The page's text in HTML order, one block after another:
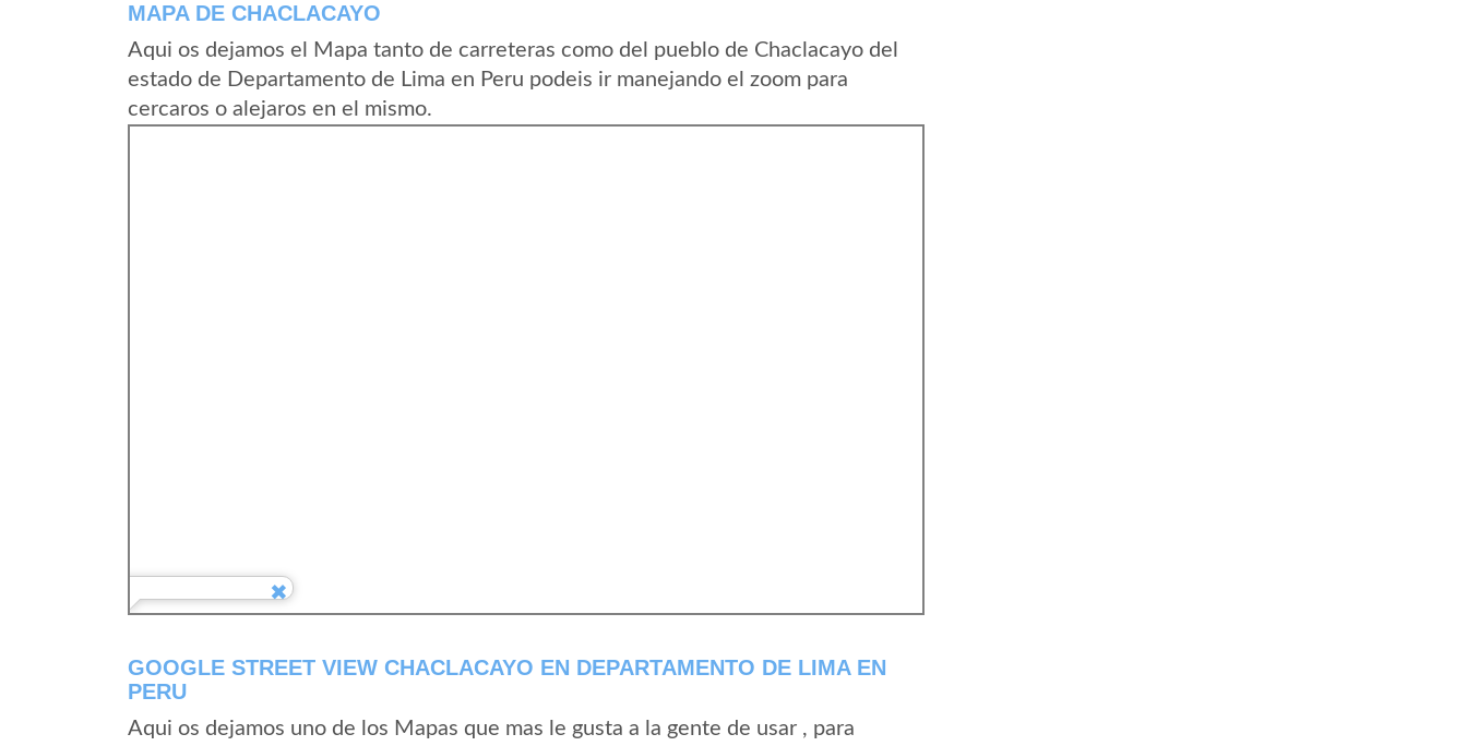
MAPA DE CHACLACAYO
Aqui os dejamos el Mapa tanto de carreteras como del pueblo de Chaclacayo del
estado de Departamento de Lima en Peru podeis ir manejando el zoom para
cercaros o alejaros en el mismo.
GOOGLE STREET VIEW CHACLACAYO EN DEPARTAMENTO DE LIMA EN
PERU
Aqui os dejamos uno de los Mapas que mas le gusta a la gente de usar , para